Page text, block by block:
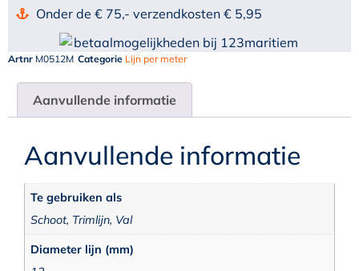
Onder de € 75,- verzendkosten € 5,95
Artnr M0512M Categorie Lijn per meter
Aanvullende informatie
Aanvullende informatie
Te gebruiken als
Schoot, Trimlijn, Val
Diameter lijn (mm)